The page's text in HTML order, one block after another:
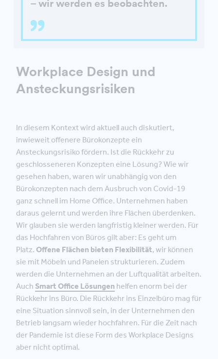
– wir werden es beobachten.
Workplace Design und
Ansteckungsrisiken
In diesem Kontext wird aktuell auch diskutiert,
inwieweit offenere Bürokonzepte ein
Ansteckungsrisiko fördern. Ist die Rückkehr zu
geschlosseneren Konzepten eine Lösung? Wie wir
gesehen haben, waren wir unabhängig von den
Bürokonzepten nach dem Ausbruch von Covid-19
ganz schnell im Home Office. Unternehmen haben
daraus gelernt und werden ihre Flächen überdenken.
Wir glauben sie werden langfristig kleiner werden. Für
das Hochfahren von Büros gilt aber: Es geht um
Platz. Offene Flächen bieten Flexibilität, wir können
sie mit Möbeln und Panelen strukturieren. Zudem
werden die Unternehmen an der Luftqualität arbeiten.
Auch Smart Office Lösungen helfen enorm bei der
Rückkehr ins Büro. Die Rückkehr ins Einzelbüro mag für
eine Situation sinnvoll sein, in der Unternehmen den
Betrieb langsam wieder hochfahren. Für die Zeit nach
der Pandemie ist diese Form des Workplace Designs
aber nicht optimal.